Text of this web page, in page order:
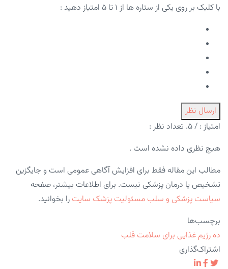
با کلیک بر روی یکی از ستاره ها از ۱ تا ۵ امتیاز دهید :
ارسال نظر
امتیاز : / ۵. تعداد نظر :
هیچ نظری داده نشده است .
مطالب این مقاله فقط برای افزایش آگاهی عمومی است و جایگزین
تشخیص یا درمان پزشکی نیست. برای اطلاعات بیشتر، صفحه
سیاست پزشکی و سلب مسئولیت پزشک سایت را بخوانید.
برچسب‌ها
ده رژیم غذایی برای سلامت قلب
اشتراک‌گذاری